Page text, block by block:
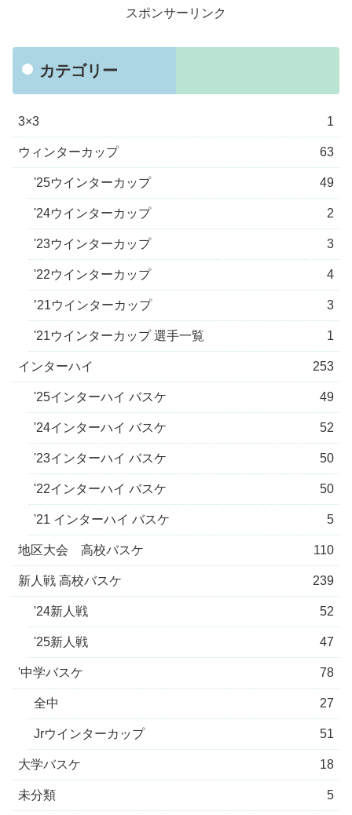
スポンサーリンク
カテゴリー
3×3 1
ウィンターカップ 63
'25ウインターカップ 49
'24ウインターカップ 2
'23ウインターカップ 3
'22ウインターカップ 4
’21ウインターカップ 3
'21ウインターカップ 選手一覧 1
インターハイ 253
'25インターハイ バスケ 49
'24インターハイ バスケ 52
'23インターハイ バスケ 50
'22インターハイ バスケ 50
'21 インターハイ バスケ 5
地区大会 高校バスケ 110
新人戦 高校バスケ 239
'24新人戦 52
'25新人戦 47
'中学バスケ 78
全中 27
Jrウインターカップ 51
大学バスケ 18
未分類 5